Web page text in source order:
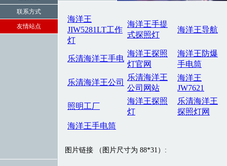
联系方式
友情站点